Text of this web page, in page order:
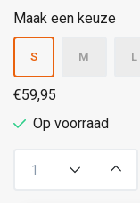
Maak een keuze
S M L
€59,95
Op voorraad